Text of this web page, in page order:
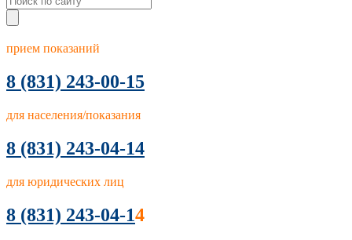
прием показаний
8 (831) 243-00-15
для населения/показания
8 (831) 243-04-14
для юридических лиц
8 (831) 243-04-14